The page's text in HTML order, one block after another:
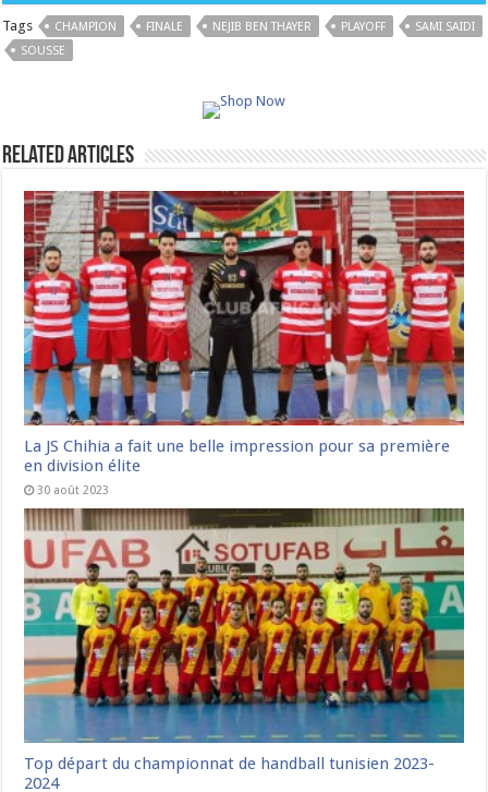
Tags CHAMPION FINALE NEJIB BEN THAYER PLAYOFF
SAMI SAIDI
SOUSSE
Related Articles
La JS Chihia a fait une belle impression pour sa première
en division élite
30 août 2023
Top départ du championnat de handball tunisien 2023-
2024